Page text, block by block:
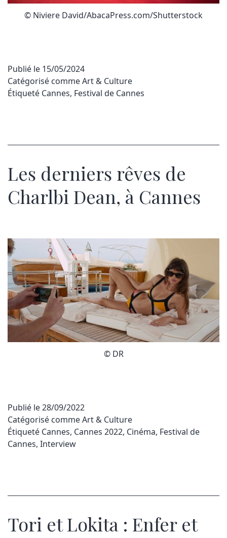
© Niviere David/AbacaPress.com/Shutterstock
Publié le 15/05/2024
Catégorisé commeArt & Culture
Étiqueté Cannes, Festival de Cannes
Les derniers rêves de
Charlbi Dean, à Cannes
© DR
Publié le28/09/2022
Catégorisé commeArt & Culture
Étiqueté Cannes, Cannes 2022, Cinéma, Festival de
Cannes, Interview
Tori et Lokita : Enfer et